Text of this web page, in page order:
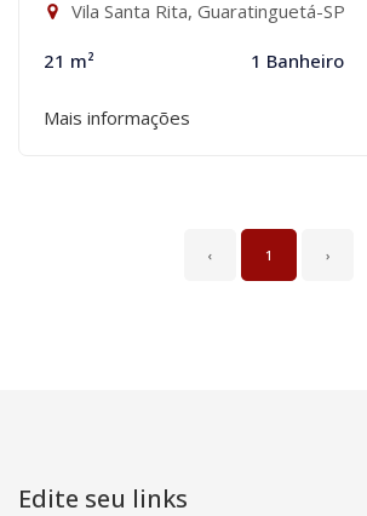
Vila Santa Rita, Guaratinguetá-SP
21 m² 1 Banheiro
Mais informações
‹ 1 ›
Edite seu links